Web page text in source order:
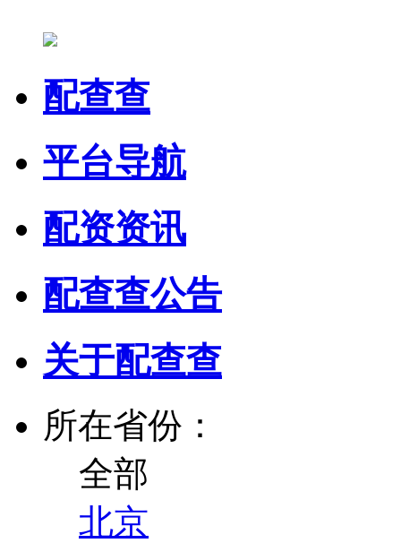
配查查
平台导航
配资资讯
配查查公告
关于配查查
所在省份：
全部
北京